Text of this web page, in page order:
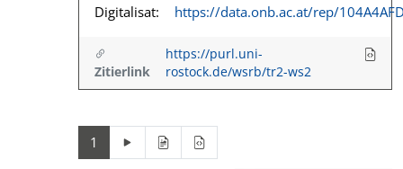
Digitalisat:
https://data.onb.ac.at/rep/
Zitierlink
https://purl.uni-
rostock.de/wsrb/tr2-ws2
1